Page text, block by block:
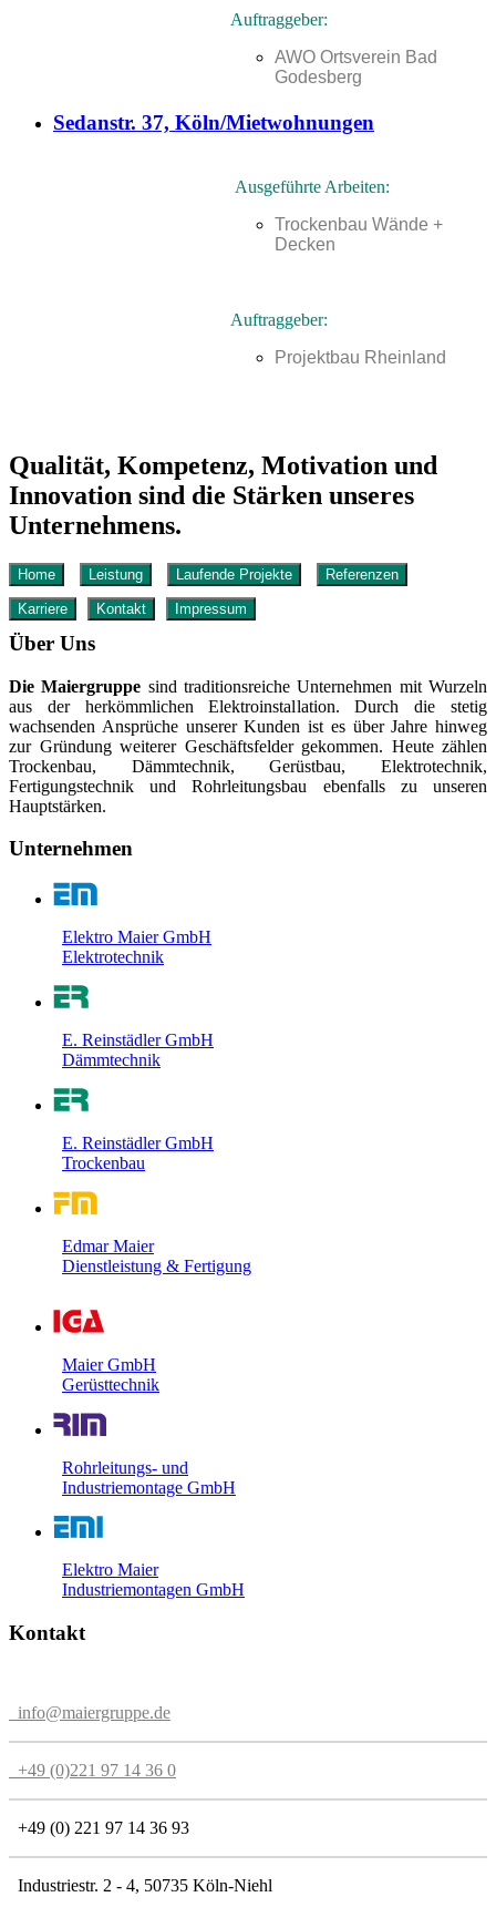
Auftraggeber:
AWO Ortsverein Bad
Godesberg
Sedanstr. 37, Köln/Mietwohnungen
Ausgeführte Arbeiten:
Trockenbau Wände +
Decken
Auftraggeber:
Projektbau Rheinland
Qualität, Kompetenz, Motivation und
Innovation sind die Stärken unseres
Unternehmens.
Home Leistung Laufende Projekte Referenzen
Karriere Kontakt Impressum
Über Uns
Die Maiergruppe sind traditionsreiche Unternehmen mit Wurzeln
aus der herkömmlichen Elektroinstallation. Durch die stetig
wachsenden Ansprüche unserer Kunden ist es über Jahre hinweg
zur Gründung weiterer Geschäftsfelder gekommen. Heute zählen
Trockenbau, Dämmtechnik, Gerüstbau, Elektrotechnik,
Fertigungstechnik und Rohrleitungsbau ebenfalls zu unseren
Hauptstärken.
Unternehmen
Elektro Maier GmbH
Elektrotechnik
E. Reinstädler GmbH
Dämmtechnik
E. Reinstädler GmbH
Trockenbau
Edmar Maier
Dienstleistung & Fertigung
Maier GmbH
Gerüsttechnik
Rohrleitungs- und
Industriemontage GmbH
Elektro Maier
Industriemontagen GmbH
Kontakt
info@maiergruppe.de
+49 (0)221 97 14 36 0
+49 (0) 221 97 14 36 93
Industriestr. 2 - 4, 50735 Köln-Niehl